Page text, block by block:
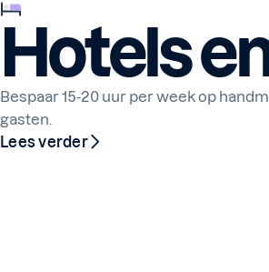
Hotels
Bespaar 15-20 uur per week op
gasten.
Lees verder